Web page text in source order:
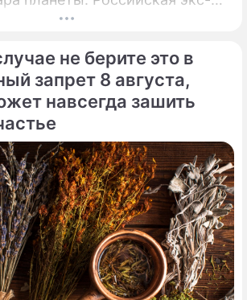
Курникова и испанский
статус одной из
и непубличных пар
бизнеса.
не берите это в
запрет 8 августа,
навсегда зашить